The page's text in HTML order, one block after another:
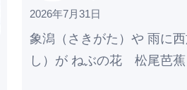
2026年7月31日
象潟（さきがた）や 雨に
し）が ねぶの花 松尾芭蕉